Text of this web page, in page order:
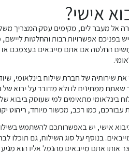
אישי?
אל מעבר לים, מקימים עסק המצריך
בפניכם אפשרויות רבות והחלטות
החלטה אם אתם מייבאים בעצמכם
את שירותיה של חברת שילוח בינלאומי,
ממתינים לו ולא מדובר על יבוא של
בינלאומי מתאימים למי שעוסק ביבוא
עבורכם, כמו רכב, מכשור מיוחד, ריהוט
אישי, יש באפשרותכם להשתמש
בנוסף על סוג השילוח, גם תוכלו
אותו אתם מייבאים מהנמל אליו הוא